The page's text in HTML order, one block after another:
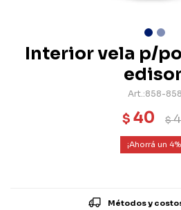
Interior vela p/
858-858
$ 40 $
4
Métodos y